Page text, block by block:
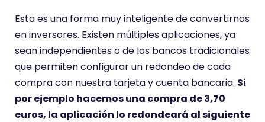
Esta es una forma muy inteligente de convertirnos
en inversores. Existen múltiples aplicaciones, ya
sean independientes o de los bancos tradicionales
que permiten configurar un redondeo de cada
compra con nuestra tarjeta y cuenta bancaria. Si
por ejemplo hacemos una compra de 3,70
euros, la aplicación lo redondeará al siguiente